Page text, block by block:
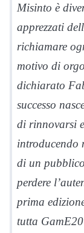
Misinto è
apprezzati
richiamare
motivo di
dichiarato
successo
di rinnovarsi
introducendo
di un
perdere
prima
tutta